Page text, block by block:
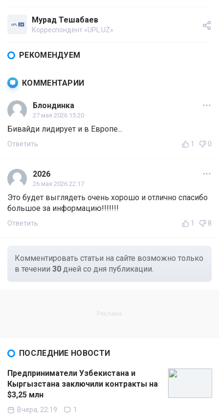
Мурад Тешабаев
Корреспондент «UPL.UZ»
РЕКОМЕНДУЕМ
КОММЕНТАРИИ
Блондинка
27 мая 2026 15:20
Бивайди лидирует и в Европе...
Ответить 1 0
2026
26 мая 2026 22:17
Это будет выглядеть очень хорошо и отлично спасибо
большое за информацию!!!!!!!
Ответить 1 8
Комментировать статьи на сайте возможно только
в течении 30 дней со дня публикации.
ПОСЛЕДНИЕ НОВОСТИ
Предприниматели Узбекистана и
Кыргызстана заключили контракты на
$3,25 млн
Вчера, 22:19 1